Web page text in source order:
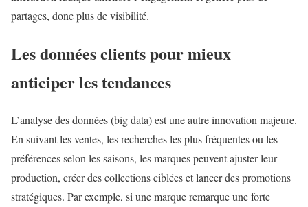
partages, donc plus de visibilité.
Les données clients pour mieux
anticiper les tendances
L’analyse des données (big data) est une autre innovation majeure.
En suivant les ventes, les recherches les plus fréquentes ou les
préférences selon les saisons, les marques peuvent ajuster leur
production, créer des collections ciblées et lancer des promotions
stratégiques. Par exemple, si une marque remarque une forte